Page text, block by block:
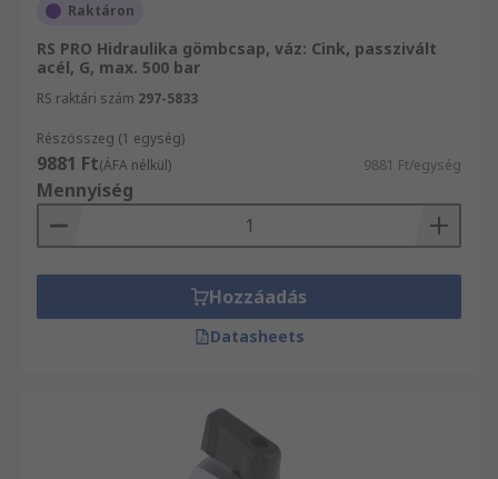
Raktáron
RS PRO Hidraulika gömbcsap, váz: Cink, passzivált
acél, G, max. 500 bar
RS raktári szám 297-5833
Részösszeg (1 egység)
9881 Ft(ÁFA nélkül) 9881 Ft/egység
Mennyiség
Hozzáadás
Datasheets